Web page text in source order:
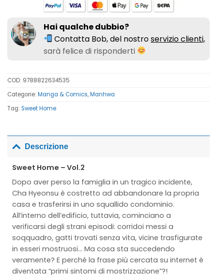
Hai qualche dubbio?
Contatta Bob, del nostroservizio clienti,
sarà felice di risponderti
COD: 9788822634535
Categorie: Manga & Comics,Manhwa
Tag: Sweet Home
Descrizione
Sweet Home – Vol.2
Dopo aver perso la famiglia in un tragico incidente,
Cha Hyeonsu è costretto ad abbandonare la propria
casa e trasferirsi in uno squallido condominio.
All’interno dell’edificio, tuttavia, cominciano a
verificarsi degli strani episodi: corridoi messi a
soqquadro, gatti trovati senza vita, vicine trasfigurate
in esseri mostruosi… Ma cosa sta succedendo
veramente? E perché la frase più cercata su internet è
diventata “primi sintomi di mostrizzazione”?!